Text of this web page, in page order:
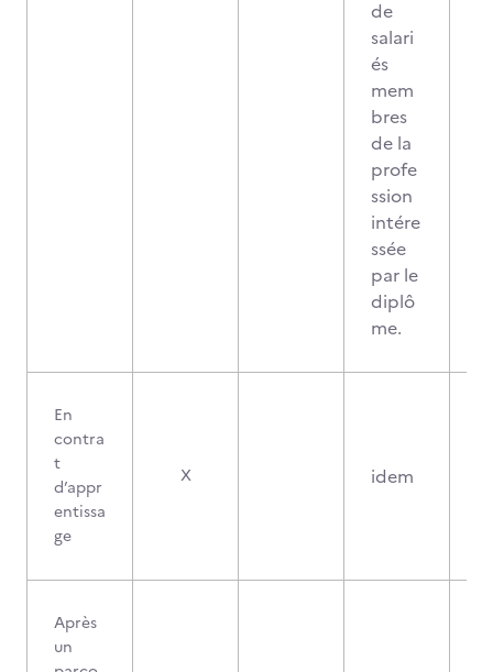
de
salari
és
mem
bres
de la
profe
ssion
intére
ssée
par le
diplô
me.
En
contra
t
d’appr
entissa
ge
X idem
Après
un